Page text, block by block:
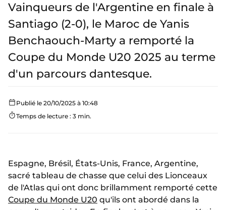
Vainqueurs de l'Argentine en finale à
Santiago (2-0), le Maroc de Yanis
Benchaouch-Marty a remporté la
Coupe du Monde U20 2025 au terme
d'un parcours dantesque.
Publié le 20/10/2025 à 10:48
Temps de lecture : 3 min.
Espagne, Brésil, États-Unis, France, Argentine,
sacré tableau de chasse que celui des Lionceaux
de l'Atlas qui ont donc brillamment remporté cette
Coupe du Monde U20 qu'ils ont abordé dans la